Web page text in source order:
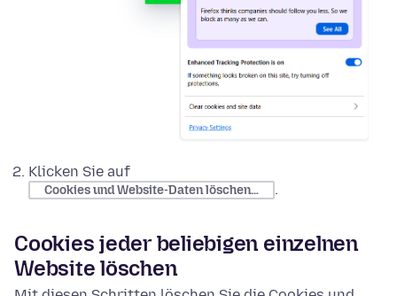
Klicken Sie auf
Cookies und Website-Daten löschen… .
Cookies jeder beliebigen einzelnen
Website löschen